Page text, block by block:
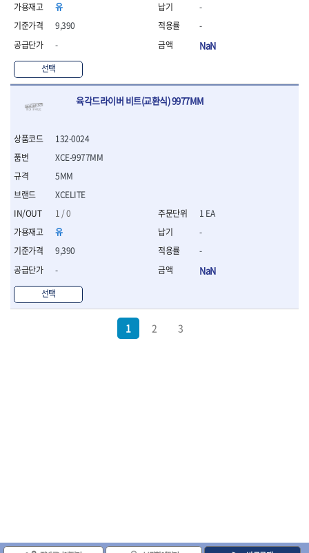
유
9,390
-
선택
-
-
NaN
육각드라이버 비트(교환식) 9977MM
132-0024
XCELITE
1 / 0
유
9,390
-
선택
XCE-9977MM
5MM
1 EA
-
-
NaN
1 2 3